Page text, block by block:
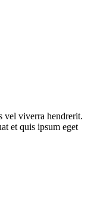
vel viverra hendrerit.
et quis ipsum eget